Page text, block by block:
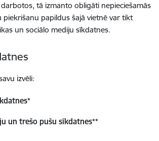
tā izmanto obligāti nepieciešamās
piekrišanu papildus šajā vietnē var tikt
un sociālo mediju sīkdatnes.
izvēli:
*
un trešo pušu sīkdatnes**